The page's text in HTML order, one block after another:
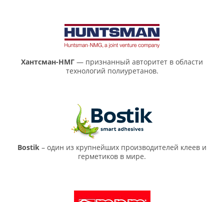
Хантсман-НМГ — признанный авторитет в области
технологий полиуретанов.
Bostik – один из крупнейших производителей клеев и
герметиков в мире.